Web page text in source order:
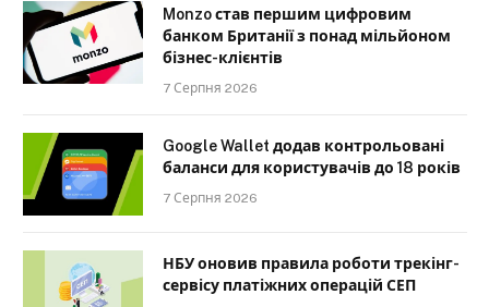
Monzo став першим цифровим
банком Британії з понад мільйоном
бізнес-клієнтів
7 Серпня 2026
Google Wallet додав контрольовані
баланси для користувачів до 18 років
7 Серпня 2026
НБУ оновив правила роботи трекінг-
сервісу платіжних операцій СЕП